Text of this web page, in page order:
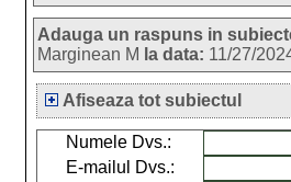
Adauga un raspuns in
Marginean M la data: 11/27/
Afiseaza tot subiectul
Numele Dvs.:
E-mailul Dvs.: